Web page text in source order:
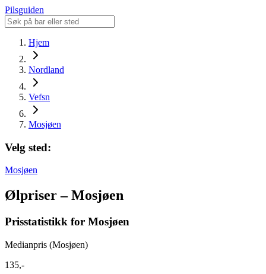
Pilsguiden
Hjem
Nordland
Vefsn
Mosjøen
Velg sted:
Mosjøen
Ølpriser – Mosjøen
Prisstatistikk for Mosjøen
Medianpris (Mosjøen)
135,-